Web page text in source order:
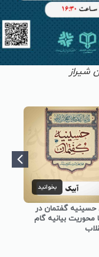
بخوانید
گفتمان در
بیانیه گام